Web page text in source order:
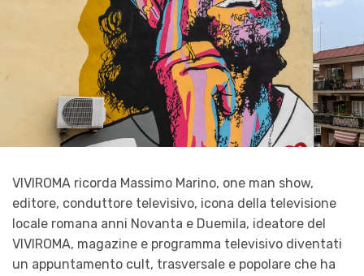
VIVIROMA ricorda Massimo Marino, one man show,
editore, conduttore televisivo, icona della televisione
locale romana anni Novanta e Duemila, ideatore del
VIVIROMA, magazine e programma televisivo diventati
un appuntamento cult, trasversale e popolare che ha